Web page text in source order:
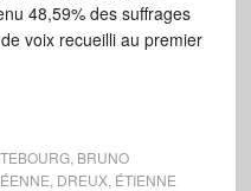
48,59% des suffrages
voix recueilli au premier
, BRUNO
DREUX, ÉTIENNE